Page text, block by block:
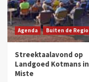
Agenda Buiten de Regio
Streektaalavond op
Landgoed Kotmans in
Miste